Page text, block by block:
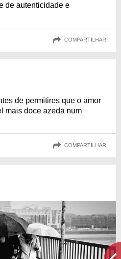
de autenticidade e
COMPARTILHAR
de permitires que o amor
mais doce azeda num
COMPARTILHAR